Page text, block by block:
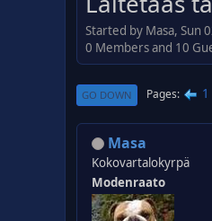
Started by Masa, Sun
0 Members and 10
GO DOWN Pages 1
Masa
Kokovartalokyrpä
Modenraato